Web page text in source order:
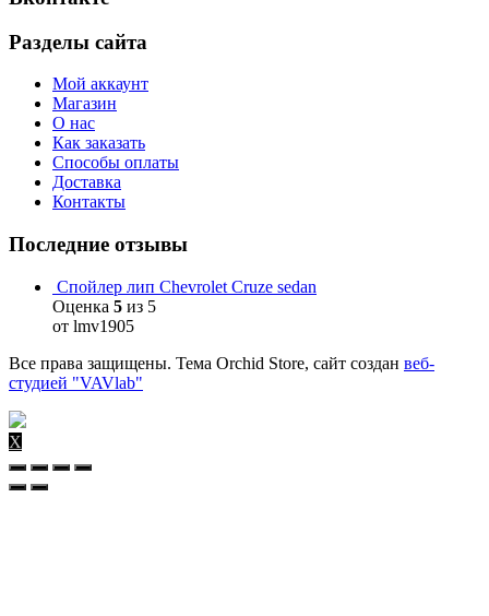
Разделы сайта
Мой аккаунт
Магазин
О нас
Как заказать
Способы оплаты
Доставка
Контакты
Последние отзывы
Спойлер лип Chevrolet Cruze sedan
Оценка 5 из 5
от lmv1905
Все права защищены. Тема Orchid Store, сайт создан веб-
студией "VAVlab"
X